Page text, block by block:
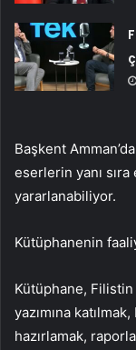
Başkent
eserlerin yanı
yararlanabiliyor.
Kütüphanenin
Kütüphane,
yazımına
hazırlamak,